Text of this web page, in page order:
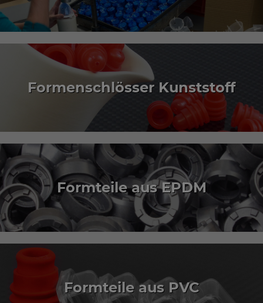
Formenschlösser Kunststoff
Formteile aus EPDM
Formteile aus PVC